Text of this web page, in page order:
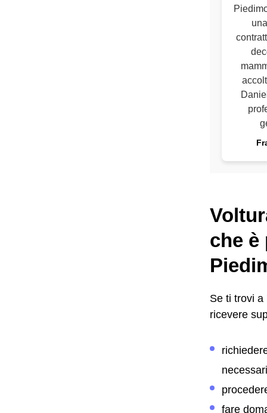
che è
Se ti trovi a
ricevere
fare